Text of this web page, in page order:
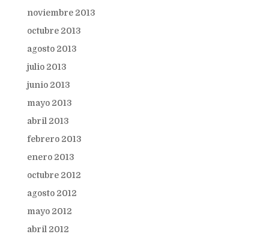
noviembre 2013
octubre 2013
agosto 2013
julio 2013
junio 2013
mayo 2013
abril 2013
febrero 2013
enero 2013
octubre 2012
agosto 2012
mayo 2012
abril 2012